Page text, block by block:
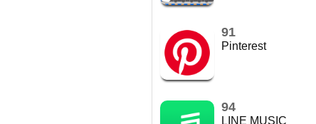
91
Pinterest
94
LINE MUSIC